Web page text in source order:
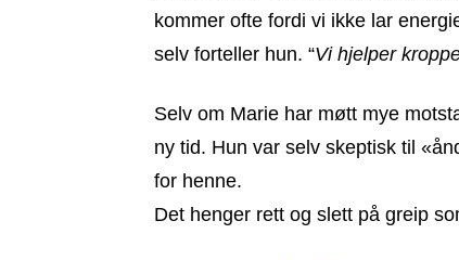
kommer ofte fordi vi ikke lar
selv forteller hun. “Vi hjelper
Selv om Marie har møtt mye
ny tid. Hun var selv skeptisk til
for henne.
Det henger rett og slett på greip